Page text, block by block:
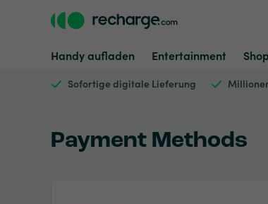
Handy aufladen Entertainment
Sofortige digitale Lieferung
Payment Methods